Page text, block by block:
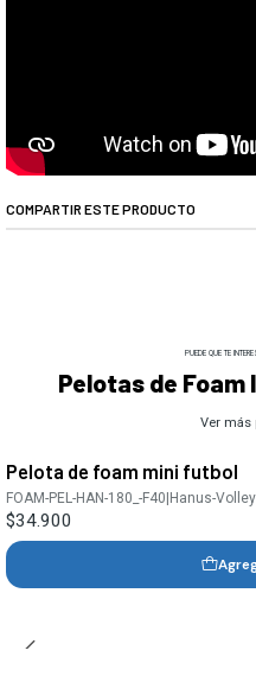
COMPARTIR ESTE PRODUCTO
PUEDE QUE TE
Pelotas de
Ver más
Pelota de foam mini futbol
FOAM-PEL-HAN-180_-F40 Hanus-Volley
$34.900